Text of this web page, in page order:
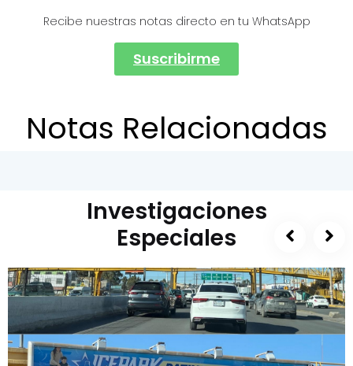
Recibe nuestras notas directo en tu WhatsApp
Suscribirme
Notas Relacionadas
Investigaciones
Especiales